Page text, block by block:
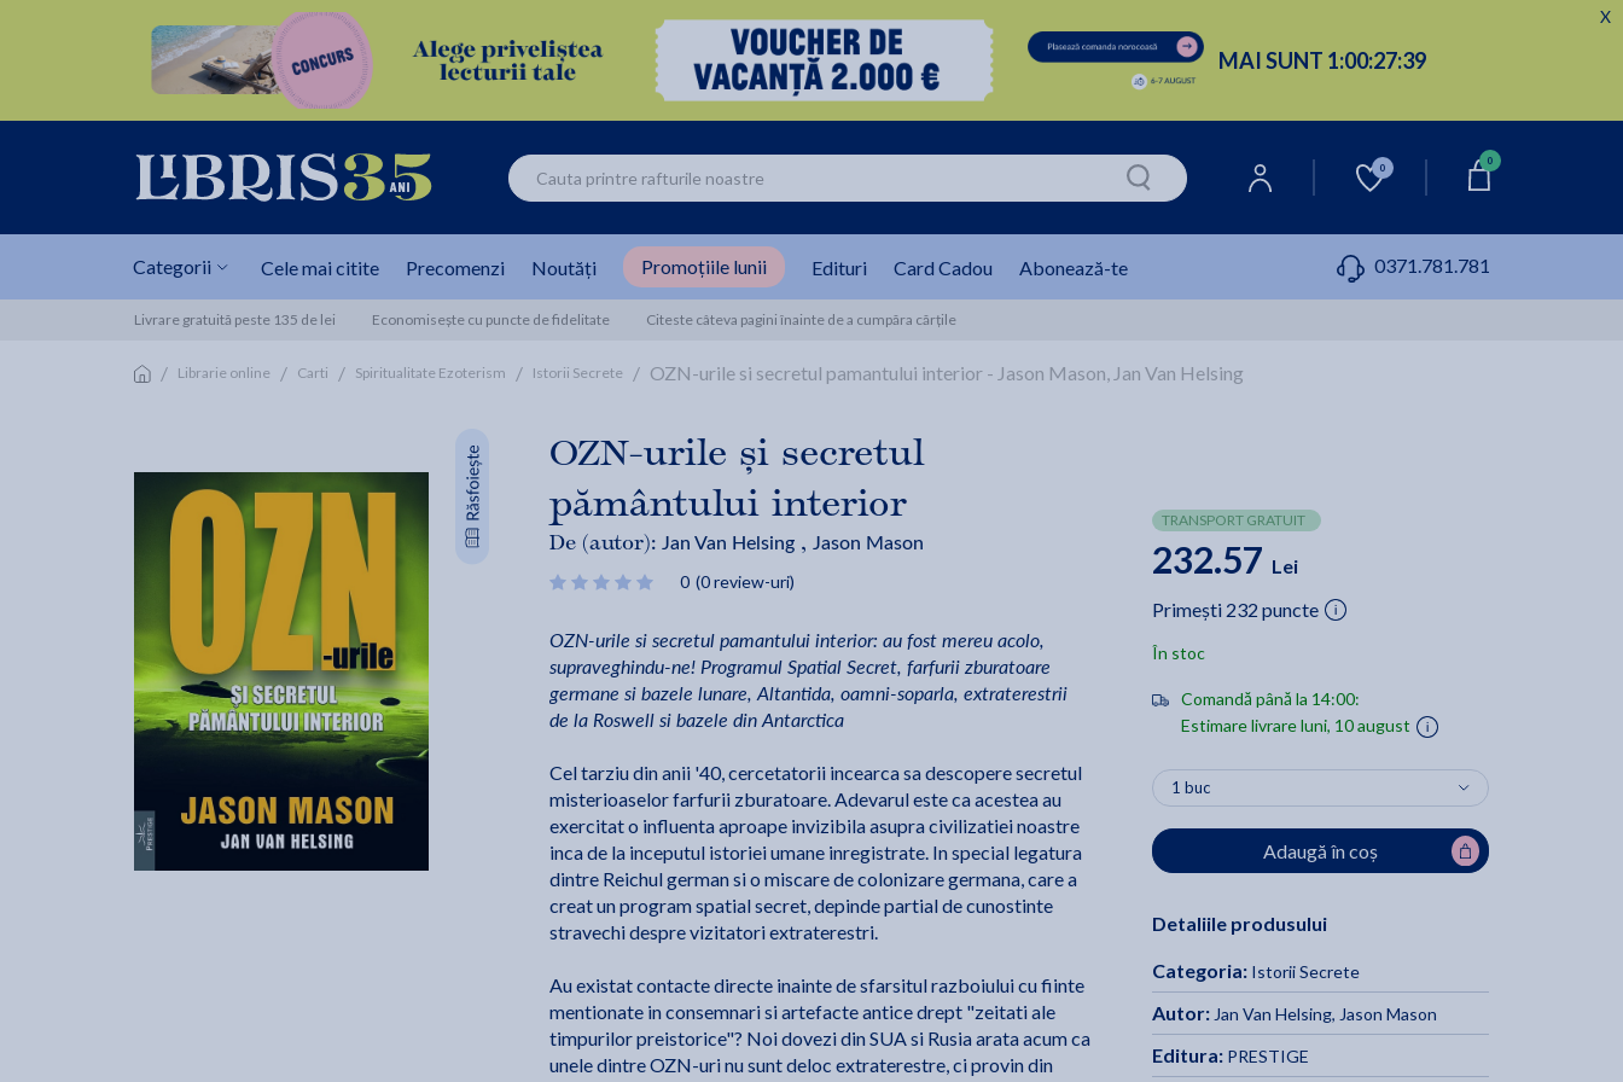
MAI SUNT 1:00:27:38
X
0
0
Categorii Cele mai citite Precomenzi Noutăți Promoțiile lunii Edituri Card Cadou Abonează-te 0371.781.781
Livrare gratuită peste 135 de lei Economisește cu puncte de fidelitate Citeste câteva pagini înainte de a cumpăra cărțile
/ Librarie online / Carti / Spiritualitate Ezoterism / Istorii Secrete / OZN-urile si secretul pamantului interior - Jason Mason, Jan Van Helsing
OZN-urile și secretul
pământului interior
De (autor): Jan Van Helsing, Jason Mason
0 (0 review-uri)
OZN-urile si secretul pamantului interior: au fost mereu acolo,
supraveghindu-ne! Programul Spatial Secret, farfurii zburatoare
germane si bazele lunare, Altantida, oamni-soparla, extraterestrii
de la Roswell si bazele din Antarctica
Cel tarziu din anii '40, cercetatorii incearca sa descopere secretul
misterioaselor farfurii zburatoare. Adevarul este ca acestea au
exercitat o influenta a­proape invizibila asupra civilizatiei noastre
inca de la inceputul istoriei umane inregistrate. In special legatura
dintre Reichul german si o miscare de colo­nizare germana, care a
creat un program spatial secret, depinde partial de cunostinte
stravechi despre vizitatori extraterestri.
Au existat contacte directe inainte de sfarsitul razboiului cu fiinte
mentionate in consemnari si artefacte antice drept "zeitati ale
timpurilor preistorice"? Noi dovezi din SUA si Rusia arata acum ca
unele dintre OZN-uri nu sunt deloc extraterestre, ci provin din
TRANSPORT GRATUIT
232.57 Lei
Primești 232 puncte
În stoc
Comandă până la 14:00:
Estimare livrare luni, 10 august
Adaugă în coș
Detaliile produsului
Categoria: Istorii Secrete
Autor: Jan Van Helsing, Jason Mason
Editura:PRESTIGE